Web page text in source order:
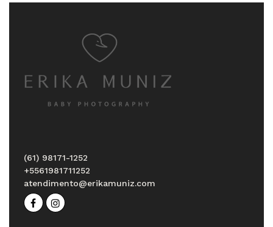
(61) 98171-1252
+5561981711252
atendimento@erikamuniz.com